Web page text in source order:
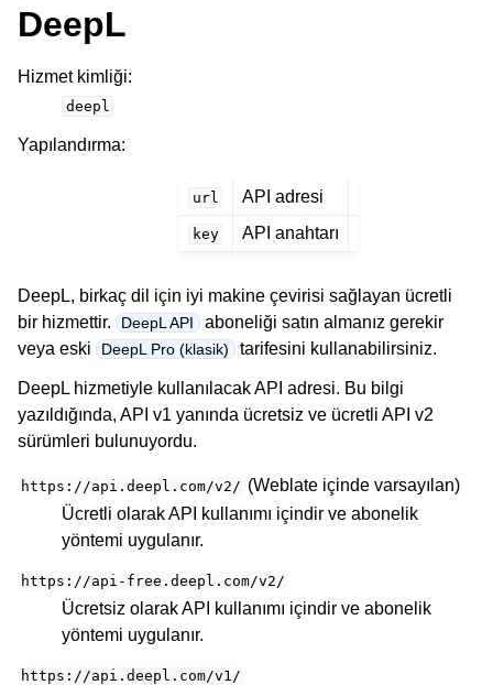
DeepL
Hizmet kimliği:
deepl
Yapılandırma:
url API adresi
key API anahtarı
DeepL, birkaç dil için iyi makine çevirisi sağlayan ücretli
bir hizmettir.
DeepL API aboneliği satın almanız gerekir
veya eski
DeepL Pro (klasik) tarifesini kullanabilirsiniz.
DeepL hizmetiyle kullanılacak API adresi. Bu bilgi
yazıldığında, API v1 yanında ücretsiz ve ücretli API v2
sürümleri bulunuyordu.
https://api.deepl.com/v2/ (Weblate içinde varsayılan)
Ücretli olarak API kullanımı içindir ve abonelik
yöntemi uygulanır.
https://api-free.deepl.com/v2/
Ücretsiz olarak API kullanımı içindir ve abonelik
yöntemi uygulanır.
https://api.deepl.com/v1/